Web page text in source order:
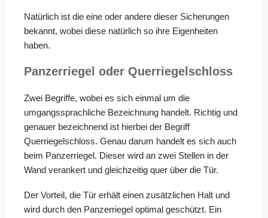
Natürlich ist die eine oder andere dieser Sicherungen
bekannt, wobei diese natürlich so ihre Eigenheiten
haben.
Panzerriegel oder Querriegelschloss
Zwei Begriffe, wobei es sich einmal um die
umgangssprachliche Bezeichnung handelt. Richtig und
genauer bezeichnend ist hierbei der Begriff
Querriegelschloss. Genau darum handelt es sich auch
beim Panzerriegel. Dieser wird an zwei Stellen in der
Wand verankert und gleichzeitig quer über die Tür.
Der Vorteil, die Tür erhält einen zusätzlichen Halt und
wird durch den Panzerriegel optimal geschützt. Ein